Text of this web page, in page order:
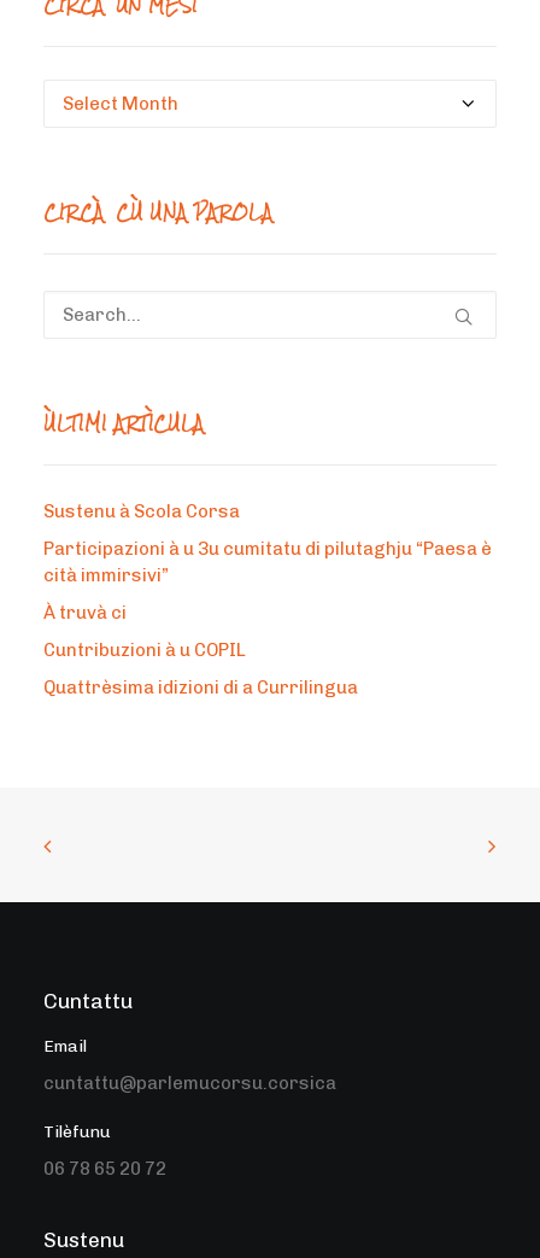
Circà
CIRCÀ CÙ UNA PAROLA
ÙLTIMI ARTÌCULA
Sustenu à Scola Corsa
Participazioni à u 3u cumitatu di pilutaghju “Paesa è
cità immirsivi”
À truvà ci
Cuntribuzioni à u COPIL
Quattrèsima idizioni di a Currilingua
Cuntattu
Email
cuntattu@parlemucorsu.corsica
Tilèfunu
06 78 65 20 72
Sustenu